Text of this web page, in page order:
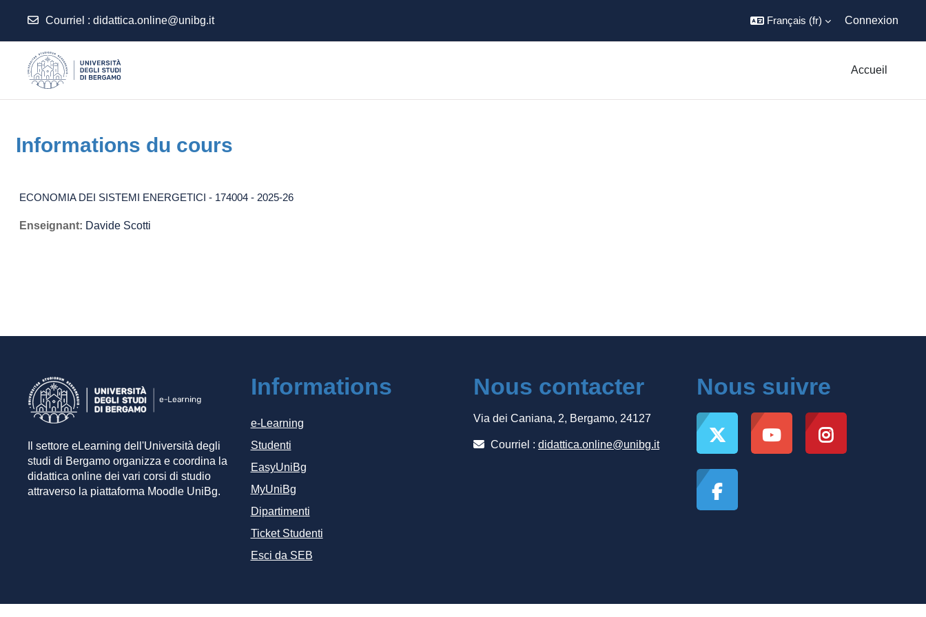
Courriel : didattica.online@unibg.it Français ‎(fr)‎ Connexion
Accueil
Informations du cours
ECONOMIA DEI SISTEMI ENERGETICI - 174004 - 2025-26
Enseignant: Davide Scotti
Il settore eLearning dell'Università degli
studi di Bergamo organizza e coordina la
didattica online dei vari corsi di studio
attraverso la piattaforma Moodle UniBg.
Informations
e-Learning
Studenti
EasyUniBg
MyUniBg
Dipartimenti
Ticket Studenti
Esci da SEB
Nous contacter
Via dei Caniana, 2, Bergamo, 24127
Courriel : didattica.online@unibg.it
Nous suivre